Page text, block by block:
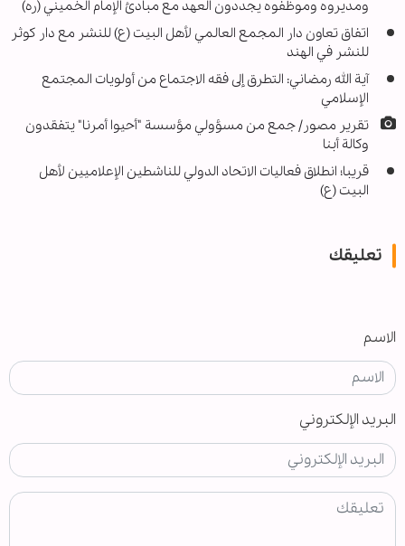
ومديروه وموظفوه يجددون العهد مع مبادئ الإمام الخميني (ره)
اتفاق تعاون دار المجمع العالمي لأهل البيت (ع) للنشر مع دار كوثر
للنشر في الهند
آية الله رمضاني: التطرق إلى فقه الاجتماع من أولويات المجتمع
الإسلامي
تقرير مصور/ جمع من مسؤولي مؤسسة "أحيوا أمرنا" يتفقدون
وكالة أبنا
قريبا؛ انطلاق فعاليات الاتحاد الدولي للناشطين الإعلاميين لأهل
البيت (ع)
تعليقك
الاسم
البريد الإلكتروني